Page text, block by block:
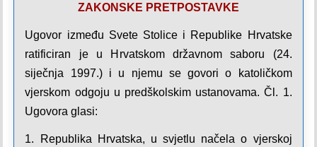
ZAKONSKE PRETPOSTAVKE
Ugovor između Svete Stolice i Republike Hrvatske
ratificiran je u Hrvatskom državnom saboru (24.
siječnja 1997.) i u njemu se govori o katoličkom
vjerskom odgoju u predškolskim ustanovama. Čl. 1.
Ugovora glasi:
1. Republika Hrvatska, u svjetlu načela o vjerskoj